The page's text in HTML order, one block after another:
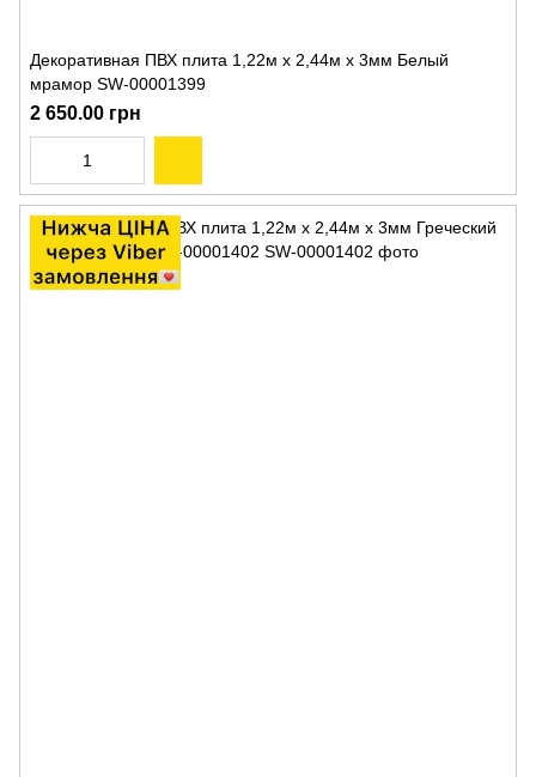
Декоративная ПВХ плита 1,22м х 2,44м х 3мм Белый
мрамор SW-00001399
2 650.00 грн